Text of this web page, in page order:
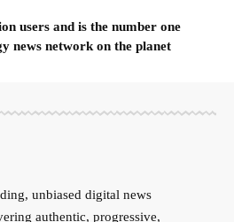
users and is the number one
news network on the planet
unbiased digital news
authentic, progressive,